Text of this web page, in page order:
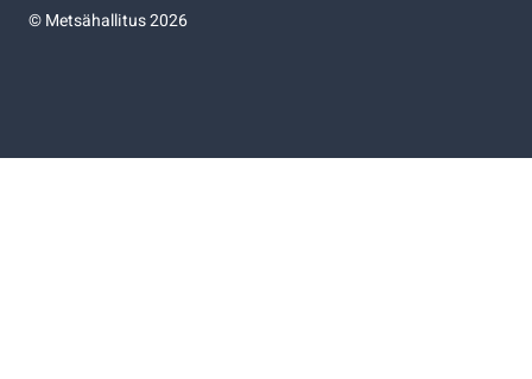
©Metsähallitus 2026